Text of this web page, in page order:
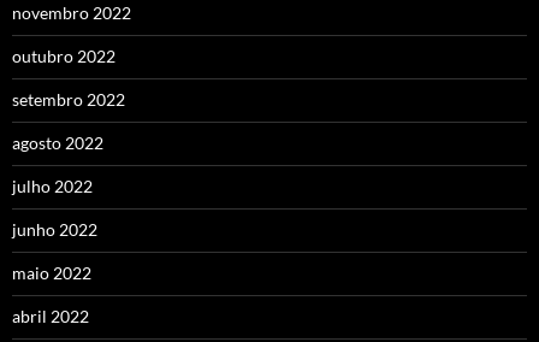
novembro 2022
outubro 2022
setembro 2022
agosto 2022
julho 2022
junho 2022
maio 2022
abril 2022